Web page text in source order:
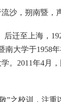
沙，朔南暨
迁至上海，
大学于1958
。2011年4
”之校训，注